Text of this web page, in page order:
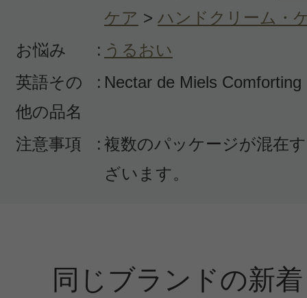
すべての1件のクチコミを見る
このコスメのレビューを書いて
クチコミを投稿する
らクチコミ投稿すると1 商品に
ケア > ハンドクリーム・
お悩み
: うるおい
英語その
他の品名
: Nectar de Miels
注意事項 : 複数のパッケージが混在
ざいます。
同じブランドの新